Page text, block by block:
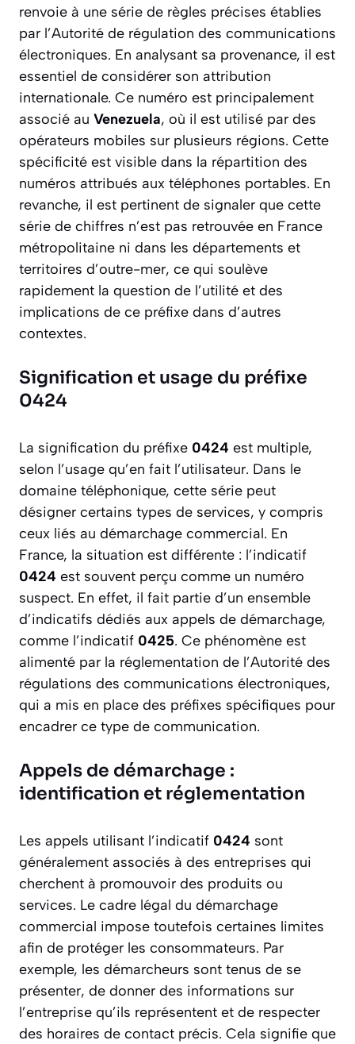
renvoie à une série de règles précises établies
par l’Autorité de régulation des communications
électroniques. En analysant sa provenance, il est
essentiel de considérer son attribution
internationale. Ce numéro est principalement
associé au Venezuela, où il est utilisé par des
opérateurs mobiles sur plusieurs régions. Cette
spécificité est visible dans la répartition des
numéros attribués aux téléphones portables. En
revanche, il est pertinent de signaler que cette
série de chiffres n’est pas retrouvée en France
métropolitaine ni dans les départements et
territoires d’outre-mer, ce qui soulève
rapidement la question de l’utilité et des
implications de ce préfixe dans d’autres
contextes.
Signification et usage du préfixe
0424
La signification du préfixe 0424 est multiple,
selon l’usage qu’en fait l’utilisateur. Dans le
domaine téléphonique, cette série peut
désigner certains types de services, y compris
ceux liés au démarchage commercial. En
France, la situation est différente : l’indicatif
0424 est souvent perçu comme un numéro
suspect. En effet, il fait partie d’un ensemble
d’indicatifs dédiés aux appels de démarchage,
comme l’indicatif 0425. Ce phénomène est
alimenté par la réglementation de l’Autorité des
régulations des communications électroniques,
qui a mis en place des préfixes spécifiques pour
encadrer ce type de communication.
Appels de démarchage :
identification et réglementation
Les appels utilisant l’indicatif 0424 sont
généralement associés à des entreprises qui
cherchent à promouvoir des produits ou
services. Le cadre légal du démarchage
commercial impose toutefois certaines limites
afin de protéger les consommateurs. Par
exemple, les démarcheurs sont tenus de se
présenter, de donner des informations sur
l’entreprise qu’ils représentent et de respecter
des horaires de contact précis. Cela signifie que